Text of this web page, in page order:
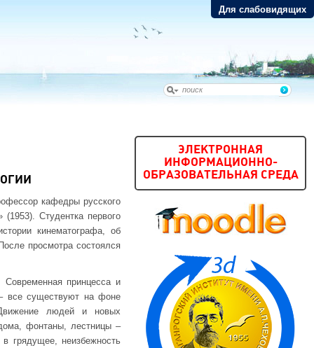
Для слабовидящих
кафедры русского
Студентка первого
кинематографа, об
просмотра состоялся
принцесса и
– все существуют на фоне
людей и новых
фонтаны, лестницы –
грядущее, неизбежность
ЭЛЕКТРОННАЯ
ИНФОРМАЦИОННО-
ОБРАЗОВАТЕЛЬНАЯ СРЕДА